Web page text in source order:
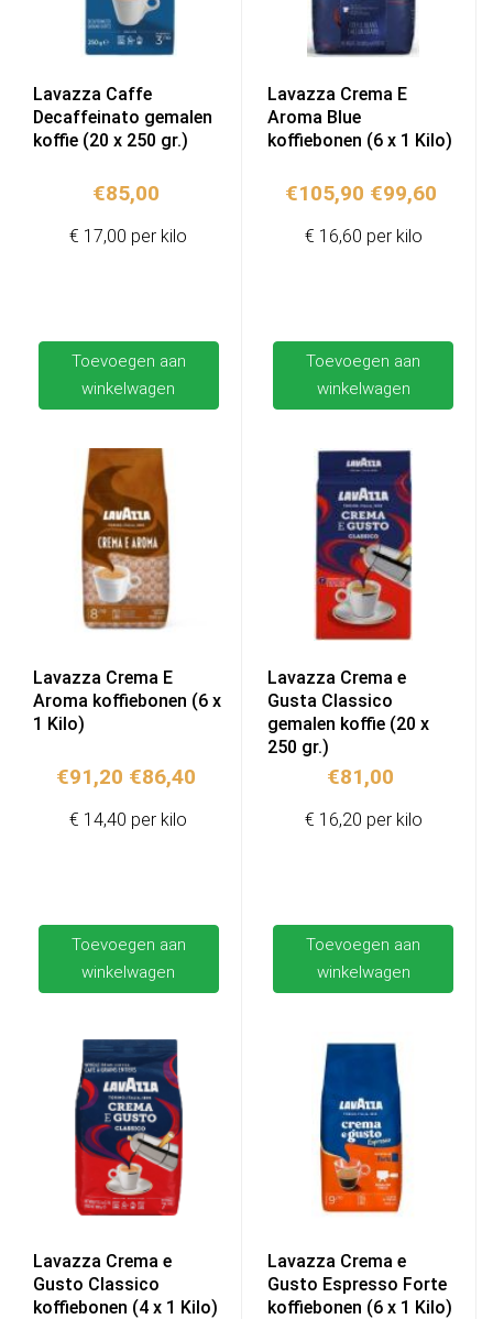
Lavazza Caffe
Decaffeinato gemalen
koffie (20 x 250 gr.)
€85,00
Toevoegen aan
winkelwagen
€ 17,00 per kilo
Lavazza Crema E
Aroma Blue
koffiebonen (6 x 1 Kilo)
€105,90
was:
€99,60
Toevoegen aan
winkelwagen
€ 16,60 per kilo
Lavazza Crema E
Aroma koffiebonen (6 x
1 Kilo)
€91,20 Oorspronkelijke
was:
€86,40Huidige
Toevoegen aan
winkelwagen
€ 14,40 per kilo
Lavazza Crema e
Gusta Classico
gemalen koffie (20 x
250 gr.)
€81,00
Toevoegen aan
winkelwagen
€ 16,20 per kilo
Lavazza Crema e
Gusto Classico
koffiebonen (4 x 1 Kilo)
Lavazza Crema e
Gusto Espresso Forte
koffiebonen (6 x 1 Kilo)